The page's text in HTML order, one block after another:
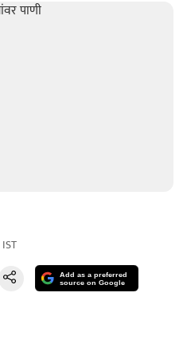
IST
Add as a preferred
source on Google